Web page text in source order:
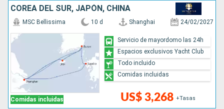
COREA DEL SUR, JAPÓN, CHINA
Comidas incluidas
MSC Bellissima 10 d Shanghai 24/02/2027
US$ 3,268 +Tasas
Servicio de mayordomo las 24h
Espacios exclusivos Yacht Club
Todo incluido
Comidas incluidas